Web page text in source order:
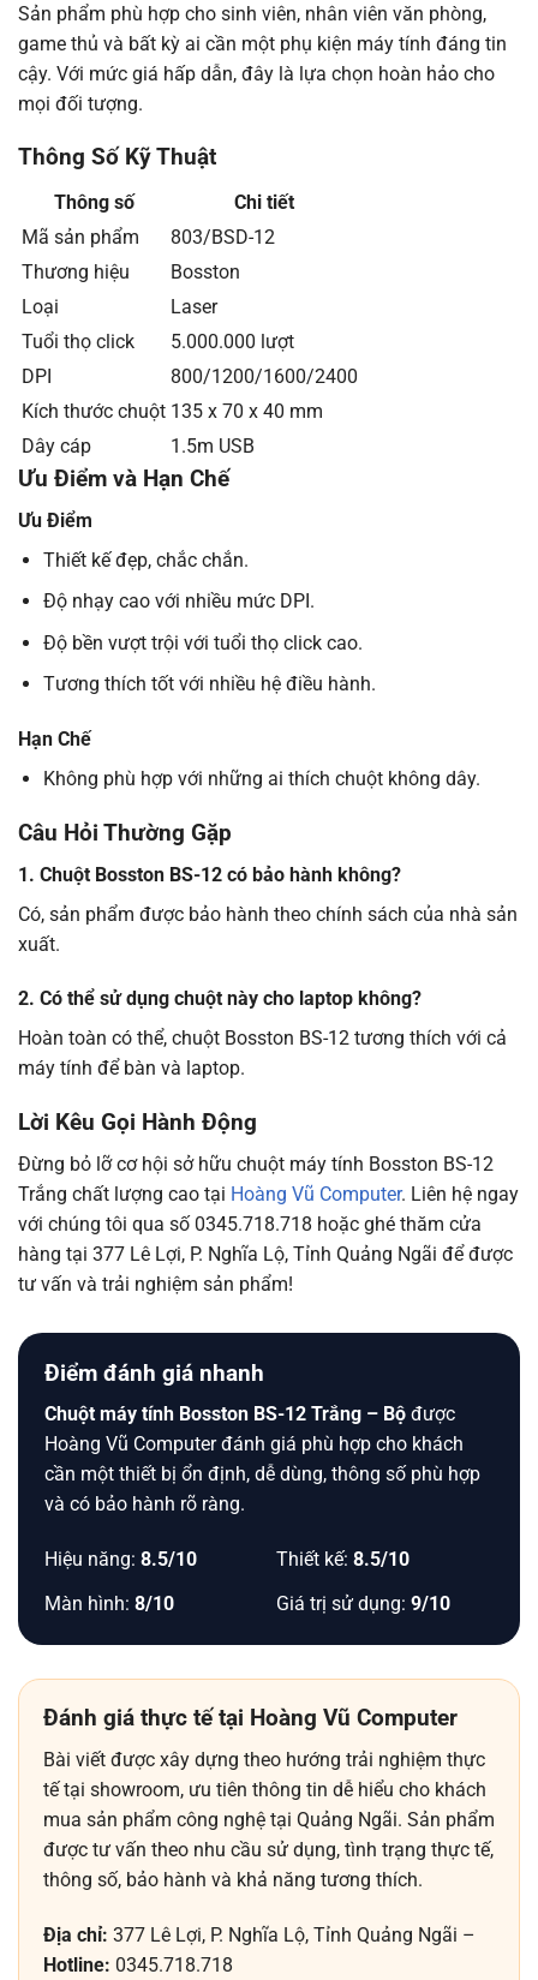
Sản phẩm phù hợp cho sinh viên, nhân viên văn phòng,
game thủ và bất kỳ ai cần một phụ kiện máy tính đáng tin
cậy. Với mức giá hấp dẫn, đây là lựa chọn hoàn hảo cho
mọi đối tượng.
Thông Số Kỹ Thuật
Thông số
Chi tiết
Mã sản phẩm
803/BSD-12
Thương hiệu
Bosston
Loại
Laser
Tuổi thọ click
5.000.000 lượt
DPI
800/1200/1600/2400
Kích thước chuột 135 x 70 x 40 mm
Dây cáp
1.5m USB
Ưu Điểm và Hạn Chế
Ưu Điểm
Thiết kế đẹp, chắc chắn.
Độ nhạy cao với nhiều mức DPI.
Độ bền vượt trội với tuổi thọ click cao.
Tương thích tốt với nhiều hệ điều hành.
Hạn Chế
Không phù hợp với những ai thích chuột không dây.
Câu Hỏi Thường Gặp
1. Chuột Bosston BS-12 có bảo hành không?
Có, sản phẩm được bảo hành theo chính sách của nhà sản
xuất.
2. Có thể sử dụng chuột này cho laptop không?
Hoàn toàn có thể, chuột Bosston BS-12 tương thích với cả
máy tính để bàn và laptop.
Lời Kêu Gọi Hành Động
Đừng bỏ lỡ cơ hội sở hữu chuột máy tính Bosston BS-12
Trắng chất lượng cao tại Hoàng Vũ Computer. Liên hệ ngay
với chúng tôi qua số 0345.718.718 hoặc ghé thăm cửa
hàng tại 377 Lê Lợi, P. Nghĩa Lộ, Tỉnh Quảng Ngãi để được
tư vấn và trải nghiệm sản phẩm!
Điểm đánh giá nhanh
Chuột máy tính Bosston BS-12 Trắng – Bộ được
Hoàng Vũ Computer đánh giá phù hợp cho khách
cần một thiết bị ổn định, dễ dùng, thông số phù hợp
và có bảo hành rõ ràng.
Hiệu năng: 8.5/10 Thiết kế: 8.5/10
Màn hình: 8/10 Giá trị sử dụng: 9/10
Đánh giá thực tế tại Hoàng Vũ Computer
Bài viết được xây dựng theo hướng trải nghiệm thực
tế tại showroom, ưu tiên thông tin dễ hiểu cho khách
mua sản phẩm công nghệ tại Quảng Ngãi. Sản phẩm
được tư vấn theo nhu cầu sử dụng, tình trạng thực tế,
thông số, bảo hành và khả năng tương thích.
Địa chỉ: 377 Lê Lợi, P. Nghĩa Lộ, Tỉnh Quảng Ngãi –
Hotline: 0345.718.718